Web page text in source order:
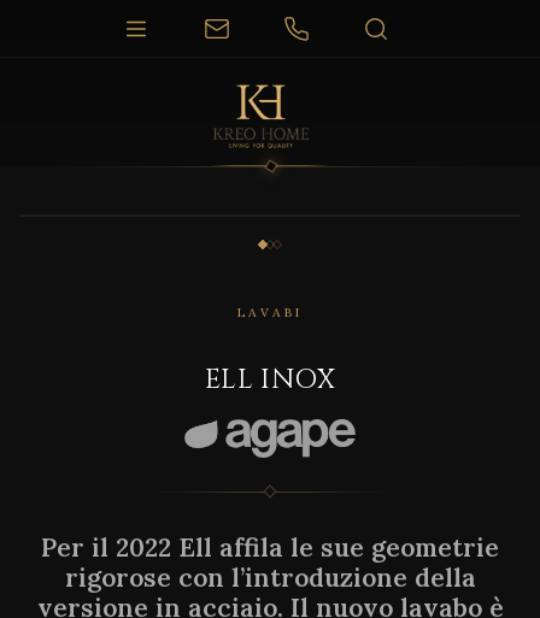
LAVABI
ELL INOX
Per il 2022 Ell affila le sue geometrie
rigorose con l’introduzione della
versione in acciaio. Il nuovo lavabo è